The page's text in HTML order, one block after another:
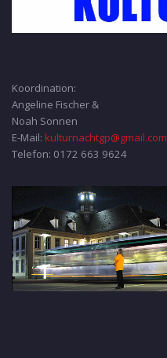
Koordination:
Angeline Fischer &
Noah Sonnen
E-Mail: kulturnachtgp@gmail.com
Telefon: 0172 663 9624